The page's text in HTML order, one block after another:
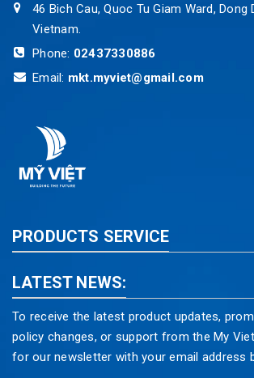
46 Bich Cau, Quoc Tu Giam Ward, Dong
Vietnam.
Phone: 02437330886
Email: mkt.myviet@gmail.com
PRODUCTS SERVICE
LATEST NEWS:
To receive the latest product updates,
policy changes, or support from the My
for our newsletter with your email address